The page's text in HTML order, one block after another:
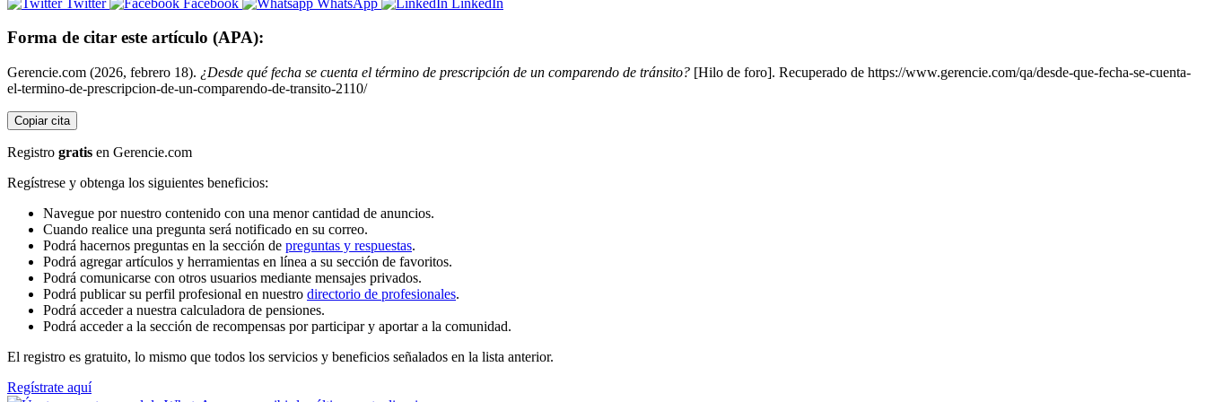
Forma de citar este artículo (APA):
Gerencie.com (2026, febrero 18). ¿Desde qué fecha se cuenta el término de prescripción de un comparendo de tránsito? [Hilo de foro]. Recuperado de https://www.gerencie.com/qa/desde-que-fecha-se-cuenta-
el-termino-de-prescripcion-de-un-comparendo-de-transito-2110/
Copiar cita
Registro gratis en Gerencie.com
Regístrese y obtenga los siguientes beneficios:
Navegue por nuestro contenido con una menor cantidad de anuncios.
Cuando realice una pregunta será notificado en su correo.
Podrá hacernos preguntas en la sección de preguntas y respuestas.
Podrá agregar artículos y herramientas en línea a su sección de favoritos.
Podrá comunicarse con otros usuarios mediante mensajes privados.
Podrá publicar su perfil profesional en nuestro directorio de profesionales.
Podrá acceder a nuestra calculadora de pensiones.
Podrá acceder a la sección de recompensas por participar y aportar a la comunidad.
El registro es gratuito, lo mismo que todos los servicios y beneficios señalados en la lista anterior.
Regístrate aquí